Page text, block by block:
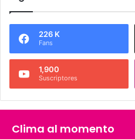
226 K
Fans
1,900
Suscriptores
Clima al momento